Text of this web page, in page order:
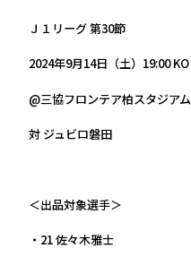
Ｊ１リーグ 第30節
2024年9月14日（土）19:00 KO
@三協フロンテア柏スタジアム
対 ジュビロ磐田
＜出品対象選手＞
・21 佐々木雅士